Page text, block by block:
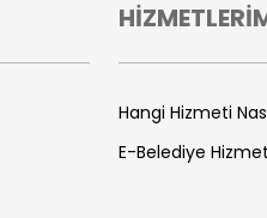
Hangi Hizmeti
E-Belediye